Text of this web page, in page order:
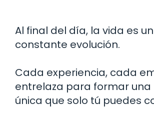
Al final del día, la vida es
constante evolución.
Cada experiencia, cada
entrelaza para formar
única que solo tú puedes